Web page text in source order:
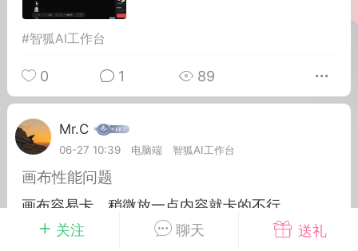
聚合API
龙坤智创合作品牌
26 00:53
电脑端 公开内容
者怎么接入Claude Opus 5 ？智创聚合
调用
Opus 5 已在 Claude、Claude
API，以及 Amazon Web
、Google Cloud 和 Microsoft Foundry
可选择的最强模型。
注接入效率、调用成本和企业报销流程
关注 聊天 送礼
#智狐AI工作台
0 1 89
Mr.C
06-27 10:39 电脑端 智狐AI工作台
画布性能问题
画布容易卡，稍微放一点内容就卡的不行。...